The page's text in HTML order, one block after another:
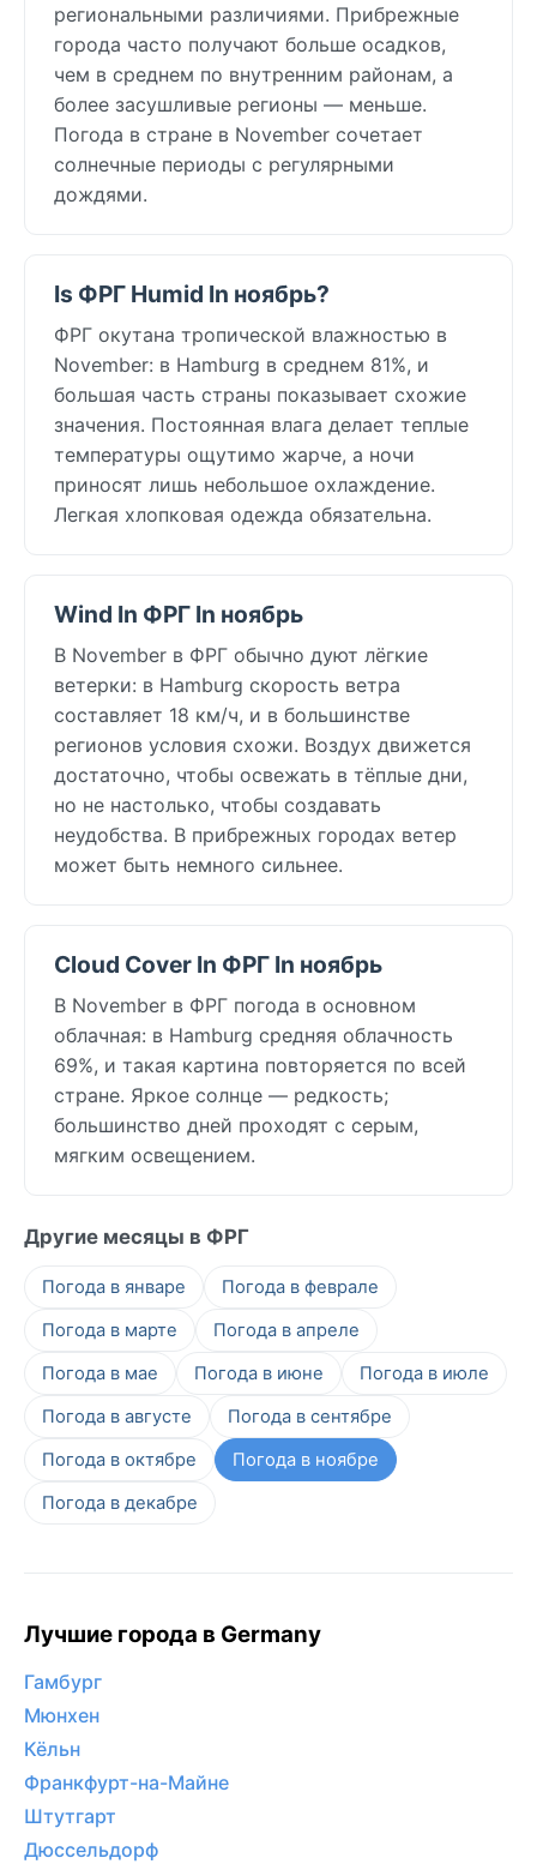
региональными различиями. Прибрежные
города часто получают больше осадков,
чем в среднем по внутренним районам, а
более засушливые регионы — меньше.
Погода в стране в November сочетает
солнечные периоды с регулярными
дождями.
Is ФРГ Humid In ноябрь?
ФРГ окутана тропической влажностью в
November: в Hamburg в среднем 81%, и
большая часть страны показывает схожие
значения. Постоянная влага делает теплые
температуры ощутимо жарче, а ночи
приносят лишь небольшое охлаждение.
Легкая хлопковая одежда обязательна.
Wind In ФРГ In ноябрь
В November в ФРГ обычно дуют лёгкие
ветерки: в Hamburg скорость ветра
составляет 18 км/ч, и в большинстве
регионов условия схожи. Воздух движется
достаточно, чтобы освежать в тёплые дни,
но не настолько, чтобы создавать
неудобства. В прибрежных городах ветер
может быть немного сильнее.
Cloud Cover In ФРГ In ноябрь
В November в ФРГ погода в основном
облачная: в Hamburg средняя облачность
69%, и такая картина повторяется по всей
стране. Яркое солнце — редкость;
большинство дней проходят с серым,
мягким освещением.
Другие месяцы в ФРГ
Погода в январе
Погода в феврале
Погода в марте
Погода в апреле
Погода в мае
Погода в июне
Погода в июле
Погода в августе
Погода в сентябре
Погода в октябре
Погода в ноябре
Погода в декабре
Лучшие города в Germany
Гамбург
Мюнхен
Кёльн
Франкфурт-на-Майне
Штутгарт
Дюссельдорф